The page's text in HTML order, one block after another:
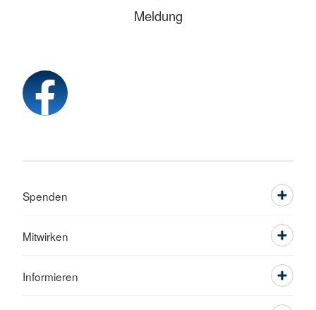
Meldung
Spenden
Mitwirken
Informieren